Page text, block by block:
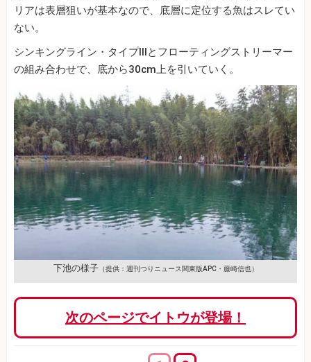
リアは表層狙いが基本なので、底層に定位する魚はスレてい
ない。
シンキングライン・タイプⅢとフローティングストリーマー
の組み合わせで、底から30cm上を引いていく。
下池の様子（提供：週刊つりニュース関東版APC・藤崎信也）
次のページでイトウが登場！